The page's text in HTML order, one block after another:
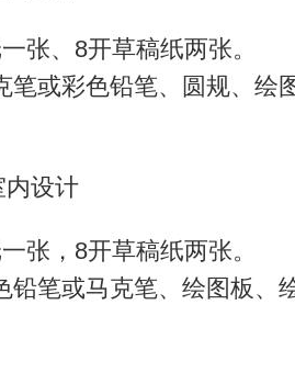
张、8开草稿纸两张。
笔或彩色铅笔、圆规、绘
内设计
张，8开草稿纸两张。
铅笔或马克笔、绘图板、